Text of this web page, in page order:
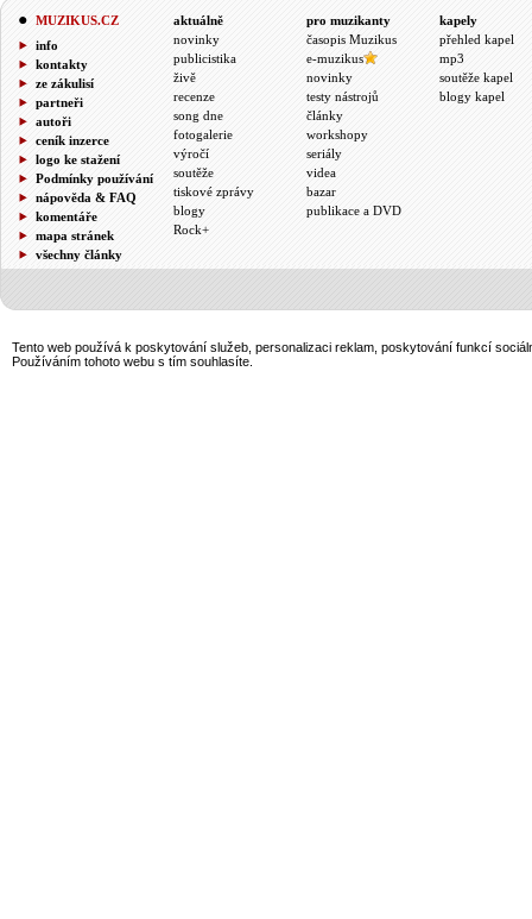
MUZIKUS.CZ
info
kontakty
ze zákulisí
partneři
autoři
ceník inzerce
logo ke stažení
Podmínky používání
nápověda & FAQ
komentáře
mapa stránek
všechny články
aktuálně
novinky
publicistika
živě
recenze
song dne
fotogalerie
výročí
soutěže
tiskové zprávy
blogy
Rock+
pro muzikanty
časopis Muzikus
e-muzikus
novinky
testy nástrojů
články
workshopy
seriály
videa
bazar
publikace a DVD
kapely
přehled kapel
mp3
soutěže kapel
blogy kapel
Tento web používá k poskytování služeb, personalizaci reklam, poskytování funkcí
Používáním tohoto webu s tím souhlasíte.